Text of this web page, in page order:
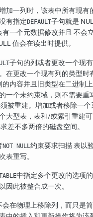
加一列时，该表中所有现有
有指定 DEFAULT子句就是
有一个元数据修改并且 不会
值会在读出时提供。
子句的列或者更改一个现
在更改一个现有列的类型时
的内容并且旧类型在二进制
一个未约束域，则不需要重
被重建。增加或者移除一个
大型表，表和/或索引重建
差不多两倍的磁盘空间。
NOT NULL约束要求扫描 表以
表重写。
中指定多个更改的选项
因此被整合成一次。
会在物理上移除列，而只是